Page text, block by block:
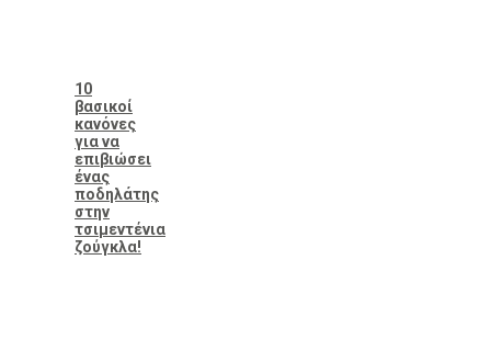
10
βασικοί
κανόνες
για να
επιβιώσει
ένας
ποδηλάτης
στην
τσιμεντένια
ζούγκλα!